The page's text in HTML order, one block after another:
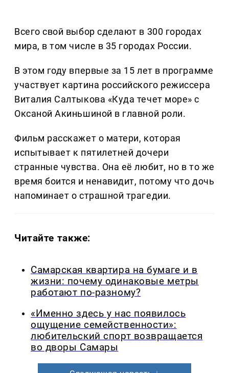
Всего свой выбор сделают в 300 городах
мира, в том числе в 35 городах России.
В этом году впервые за 15 лет в программе
участвует картина российского режиссера
Виталия Салтыкова «Куда течет море» с
Оксаной Акиньшиной в главной роли.
Фильм расскажет о матери, которая
испытывает к пятилетней дочери
странные чувства. Она её любит, но в то же
время боится и ненавидит, потому что дочь
напоминает о страшной трагедии.
Читайте также:
Самарская квартира на бумаге и в
жизни: почему одинаковые метры
работают по-разному?
«Именно здесь у нас появилось
ощущение семейственности»:
любительский спорт возвращается
во дворы Самары